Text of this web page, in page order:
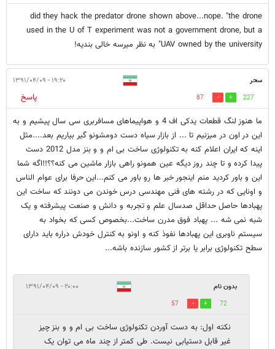
did they hack the predator drone shown above...nope. "the drone
used in the U of T experiment was not a government drone, but a
UAV owned by the university" به نظر میرسه خالی بندیه!
سحر ۱۹:۲۰ - ۱۳۹۱/۰۴/۰۹
227
87
پاسخ
ما هنوز لنگ قطعات یدکی اف 4 و هواپیماهای مسافربری سی سال پیشیم و به
این در اون در میزنیم تا ... از بازار سیاه دست دومشونو گیر بیاریم بعد....مثل
اینه که ایران اعلام کنه به تکنولوژی ساخت بی ام و و بنز مدل 2012 دست
پیدا کرده و تا چند روز دیگه عین همونو راهی بازار ماشین می کنه؟؟!!اگه شما
این و باور کردید منم اینجور خبر ها رو باور می کنم...این حرفا برای عوام الناس
و اونایی که در رشته های فنی مهندسی درس خوندن می دونند که ساخت این
پهبادها حاصل حداقل صدسال علم و تجربه و دانش و صنعت پیشرفته و یک
شبه نمی شه ... پهباد فوق مدرن ساخت...بخصوص کسی که بخواد به
سیستم ناوبری این پهبادها نفوذ کنه و اونو به کنترل خودش دراره باید دارای
سطح تکنولوژی برابر یا برتر از کشور سازنده باشه...
بدون نام ۲۰:۰۰ - ۱۳۹۱/۰۴/۰۹
72
57
نکته اول: به دست آوردن تکنولوژی ساخت بی ام و و بنز چیز
غیر قابل دستیابی نیست. طی کمتر از چند ماه می توان یک